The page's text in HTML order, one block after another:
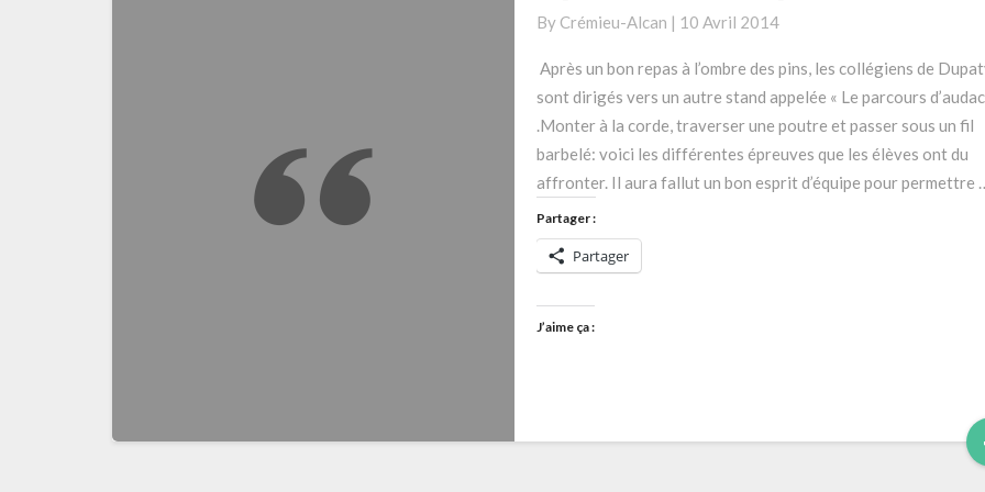
bon
repas…
By Crémieu-Alcan | 10 Avril 2014
Après un bon repas à l’ombre des pins, les collégiens de
sont dirigés vers un autre stand appelée « Le parcours
.Monter à la corde, traverser une poutre et passer sous un fil
barbelé: voici les différentes épreuves que les élèves ont du
affronter. Il aura fallut un bon esprit d’équipe pour permettre
Partager :
Partager
J’aime ça :